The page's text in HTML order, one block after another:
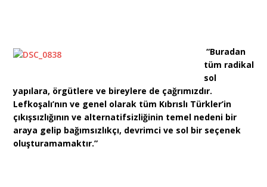
“Buradan
tüm radikal
sol
yapılara, örgütlere ve bireylere de çağrımızdır.
Lefkoşalı’nın ve genel olarak tüm Kıbrıslı Türkler’in
çıkışsızlığının ve alternatifsizliğinin temel nedeni bir
araya gelip bağımsızlıkçı, devrimci ve sol bir seçenek
oluşturamamaktır.”